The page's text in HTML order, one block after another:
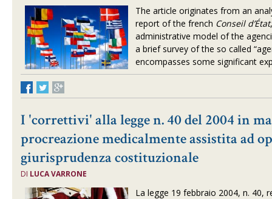
The article originates from an
report of the french Conseil d’État
administrative model of the
a brief survey of the so called
encompasses some significant
I 'correttivi' alla legge n. 40 del 2004 in
procreazione medicalmente assistita ad
giurisprudenza costituzionale
DI LUCA VARRONE
La legge 19 febbraio 2004, n. 40,